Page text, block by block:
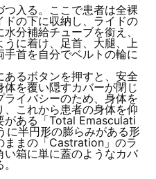
入る。ここで患者は全裸
の下に収納し、ライドの
分補給チューブを銜え、
に着け、足首、大腿、上
首を自分でベルトの輪に
るボタンを押すと、安全
を覆い隠すカバーが閉じ
イバシーのため、身体を
これから患者の身体を仰
がある「Total Emasculati
に半円形の膨らみがある形
ままの「Castration」のラ
箱に単に蓋のようなカバ